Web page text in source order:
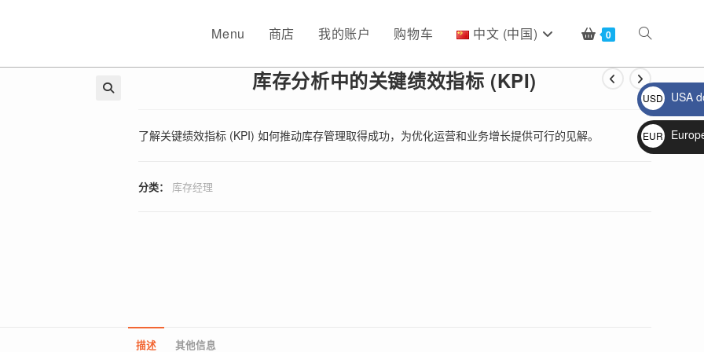
Menu 商店 我的账户 购物车 中文 (中国) 0 Toggle
website
库存分析中的关键绩效指标 (KPI)
了解关键绩效指标 (KPI) 如何推动库存管理取得成功，为优化运营和业务增长提供可行的见解。
分类： 库存经理
描述 其他信息
USD
$
USA
EUR
€